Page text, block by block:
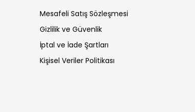
Mesafeli Satış Sözleşmesi
Gizlilik ve Güvenlik
İptal ve İade Şartları
Kişisel Veriler Politikası